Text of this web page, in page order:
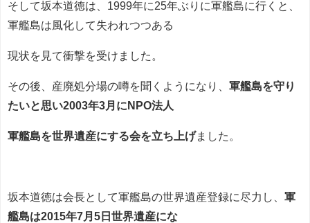
そして坂本道徳は、 1999年に25年ぶりに軍艦島に行くと、
軍艦島は風化して失われつつある
現状を見て衝撃を受けました。
その後、産廃処分場の噂を聞くようになり、 軍艦島を守り
たいと思い2003年3月にNPO法人
軍艦島を世界遺産にする会を立ち上げました。
坂本道徳は会長として軍艦島の世界遺産登録に尽力し、 軍
艦島は2015年7月5日世界遺産にな